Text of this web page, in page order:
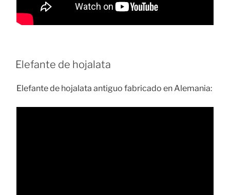
Elefante de hojalata
Elefante de hojalata antiguo fabricado en Alemania: